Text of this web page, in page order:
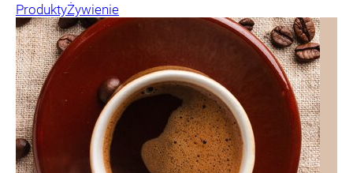
ProduktyŻywienie